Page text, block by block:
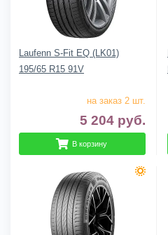
Laufenn S-Fit EQ (LK01)
195/65 R15 91V
на заказ 2 шт.
5 204 руб.
В корзину